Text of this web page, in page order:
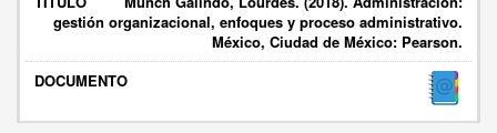
gestión organizacional, enfoques y proceso administrativo.
México, Ciudad de México: Pearson.